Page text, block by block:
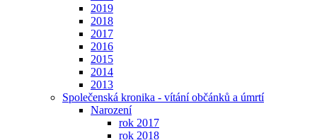
2019
2018
2017
2016
2015
2014
2013
Společenská kronika - vítání občánků a úmrtí
Narození
rok 2017
rok 2018